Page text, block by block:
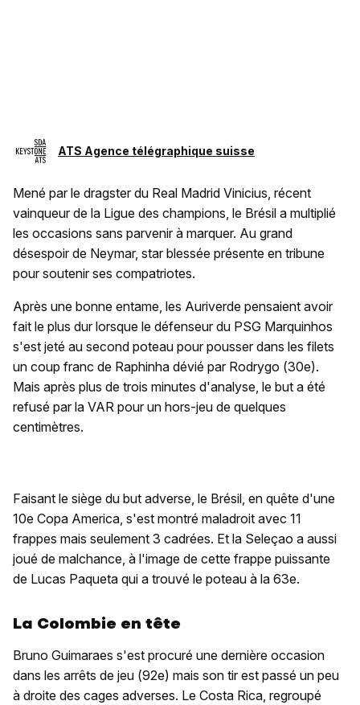
ATS Agence télégraphique suisse
Mené par le dragster du Real Madrid Vinicius, récent
vainqueur de la Ligue des champions, le Brésil a multiplié
les occasions sans parvenir à marquer. Au grand
désespoir de Neymar, star blessée présente en tribune
pour soutenir ses compatriotes.
Après une bonne entame, les Auriverde pensaient avoir
fait le plus dur lorsque le défenseur du PSG Marquinhos
s'est jeté au second poteau pour pousser dans les filets
un coup franc de Raphinha dévié par Rodrygo (30e).
Mais après plus de trois minutes d'analyse, le but a été
refusé par la VAR pour un hors-jeu de quelques
centimètres.
Faisant le siège du but adverse, le Brésil, en quête d'une
10e Copa America, s'est montré maladroit avec 11
frappes mais seulement 3 cadrées. Et la Seleçao a aussi
joué de malchance, à l'image de cette frappe puissante
de Lucas Paqueta qui a trouvé le poteau à la 63e.
La Colombie en tête
Bruno Guimaraes s'est procuré une dernière occasion
dans les arrêts de jeu (92e) mais son tir est passé un peu
à droite des cages adverses. Le Costa Rica, regroupé